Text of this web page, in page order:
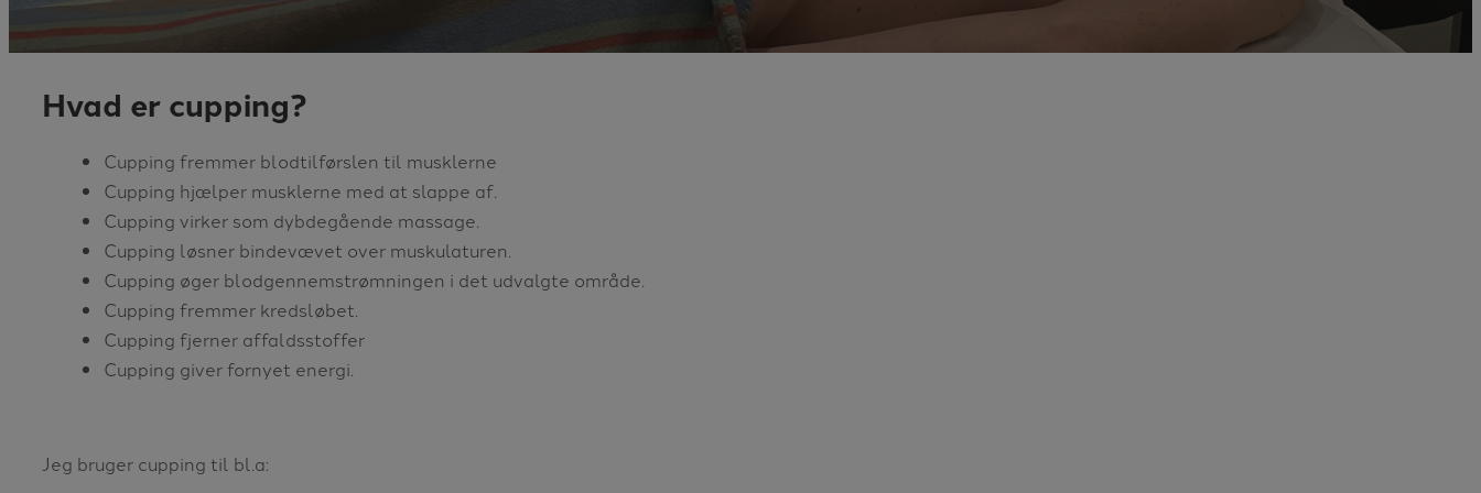
Hvad er cupping?
Cupping fremmer blodtilførslen til musklerne
Cupping hjælper musklerne med at slappe af.
Cupping virker som dybdegående massage.
Cupping løsner bindevævet over muskulaturen.
Cupping øger blodgennemstrømningen i det udvalgte område.
Cupping fremmer kredsløbet.
Cupping fjerner affaldsstoffer
Cupping giver fornyet energi.
Jeg bruger cupping til bl.a: